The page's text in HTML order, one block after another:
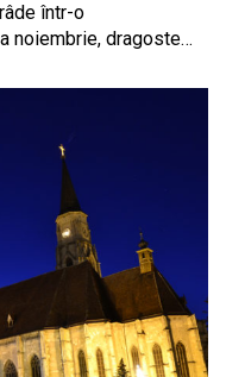
într-o
noiembrie, dragoste…